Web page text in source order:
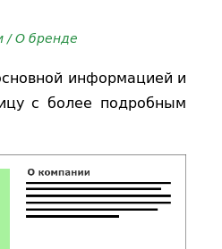
/ О бренде
информацией и
с более подробным